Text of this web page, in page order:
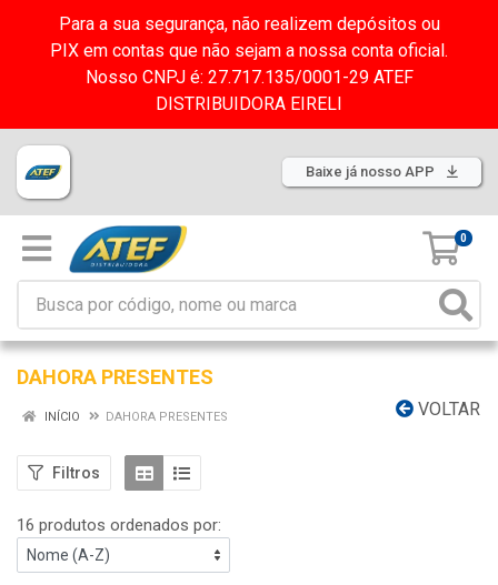
Para a sua segurança, não realizem depósitos ou
PIX em contas que não sejam a nossa conta oficial.
Nosso CNPJ é: 27.717.135/0001-29 ATEF
DISTRIBUIDORA EIRELI
Baixe já nosso APP
0
DAHORA PRESENTES
VOLTAR
INÍCIO DAHORA PRESENTES
Filtros
16 produtos ordenados por: